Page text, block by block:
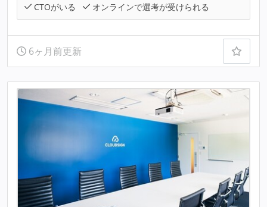
CTOがいる
オンラインで選考が受けられる
6ヶ月前更新